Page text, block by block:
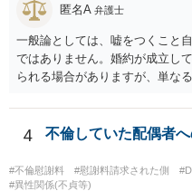
匿名A 弁護士
一般論としては、嘘をつくこと
ではありません。婚約が成立し
られる場合がありますが、単な
慰謝料は生じないことが多いと
が、仮に交際を進めたとしても
高かったということですので、
って、交際を終わらせるのがよ
4 不倫していた配偶者
#不倫慰謝料 #慰謝料請求された側
#異性関係(不貞等)